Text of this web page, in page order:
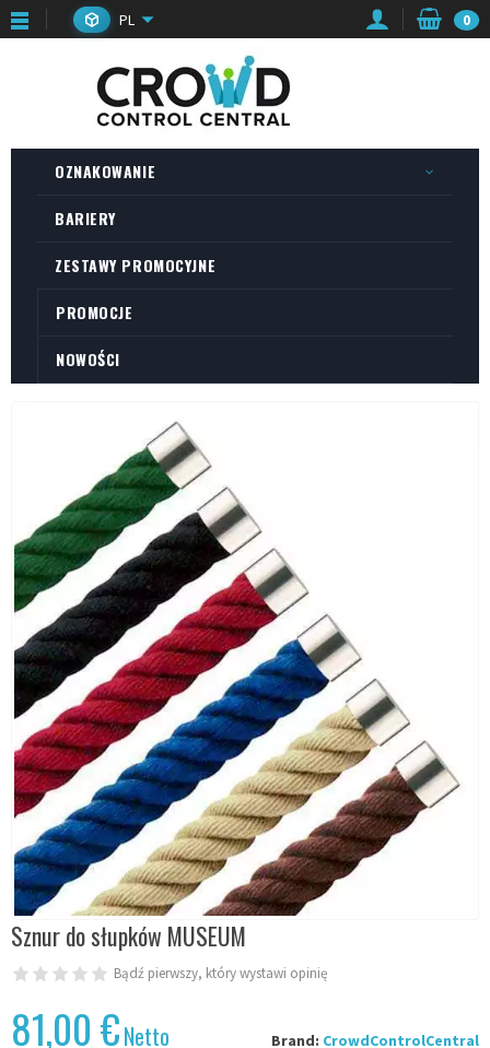
PL 0
OZNAKOWANIE
BARIERY
ZESTAWY PROMOCYJNE
PROMOCJE
NOWOŚCI
Sznur do słupków MUSEUM
Bądź pierwszy, który wystawi opinię
Brand: CrowdControlCentral
81,00 €Netto